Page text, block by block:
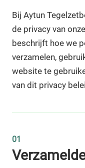
Bij Aytun
de privacy van
beschrijft hoe we
verzamelen,
website te
van dit privacy
01